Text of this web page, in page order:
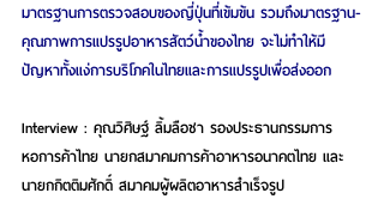
มาตรฐานการตรวจสอบของญี่ปุ่นที่เข้มข้น รวมถึงมาตรฐาน-
คุณภาพการแปรรูปอาหารสัตว์น้ำของไทย จะไม่ทำให้มี
ปัญหาทั้งแง่การบริโภคในไทยและการแปรรูปเพื่อส่งออก
Interview : คุณวิศิษฐ์ ลิ้มลือชา รองประธานกรรมการ
หอการค้าไทย นายกสมาคมการค้าอาหารอนาคตไทย และ
นายกกิตติมศักดิ์ สมาคมผู้ผลิตอาหารสำเร็จรูป